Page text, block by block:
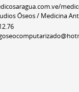
Óseos / Medicina